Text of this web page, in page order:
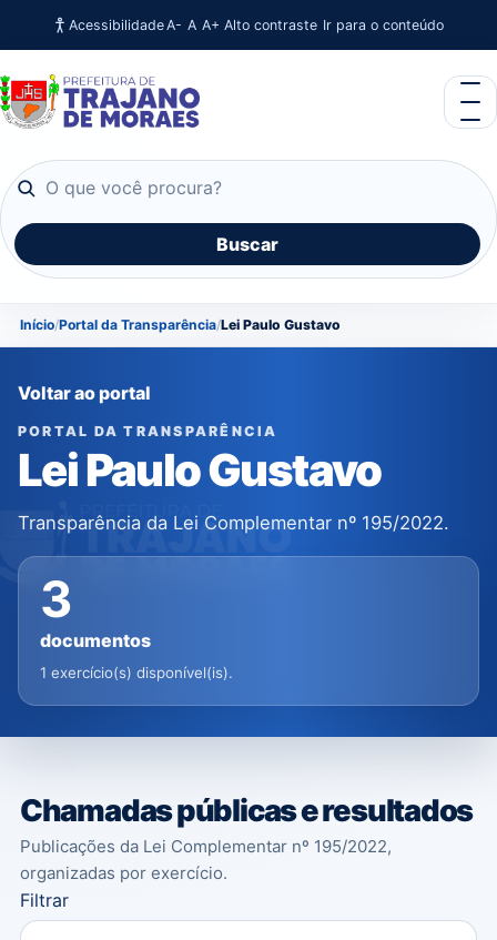
AcessibilidadeA- A A+ Alto contraste Ir para o conteúdo
O que você procura?
Buscar
Início Portal da Transparência Lei Paulo Gustavo
Voltar ao portal
PORTAL DA TRANSPARÊNCIA
Lei Paulo Gustavo
Transparência da Lei Complementar nº 195/2022.
3
documentos
1 exercício(s) disponível(is).
Chamadas públicas e resultados
Publicações da Lei Complementar nº 195/2022,
organizadas por exercício.
Filtrar